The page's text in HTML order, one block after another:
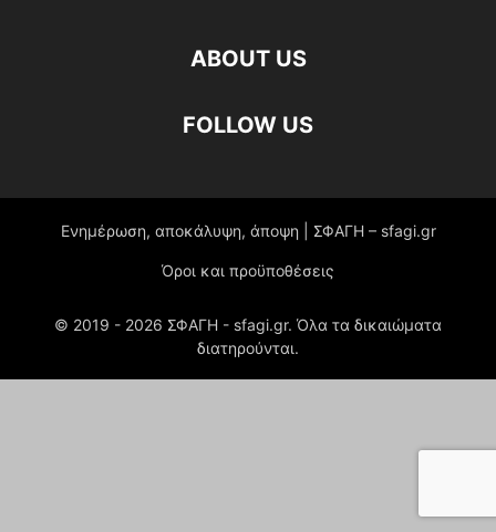
ABOUT US
FOLLOW US
Ενημέρωση, αποκάλυψη, άποψη | ΣΦΑΓΗ – sfagi.gr
Όροι και προϋποθέσεις
© 2019 - 2026 ΣΦΑΓΗ - sfagi.gr. Όλα τα δικαιώματα
διατηρούνται.